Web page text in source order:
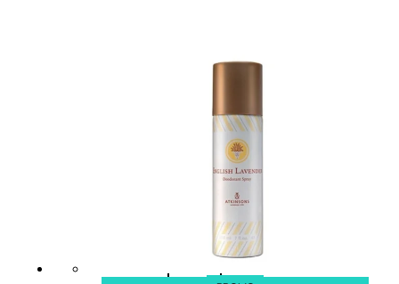
56,00€
42,00€
AGGIUNGI
CARRELLO